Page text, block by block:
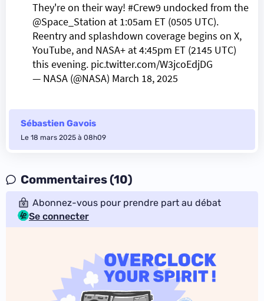
They're on their way! #Crew9 undocked from the
@Space_Station at 1:05am ET (0505 UTC).
Reentry and splashdown coverage begins on X,
YouTube, and NASA+ at 4:45pm ET (2145 UTC)
this evening. pic.twitter.com/W3jcoEdjDG
— NASA (@NASA) March 18, 2025
Sébastien Gavois
Le 18 mars 2025 à 08h09
Commentaires (10)
Abonnez-vous pour prendre part au débat
Se connecter